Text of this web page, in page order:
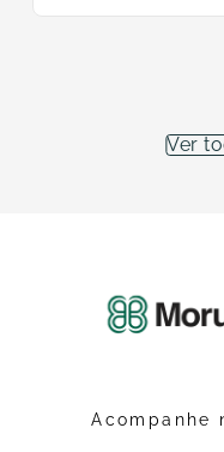
Ver
Acompanhe